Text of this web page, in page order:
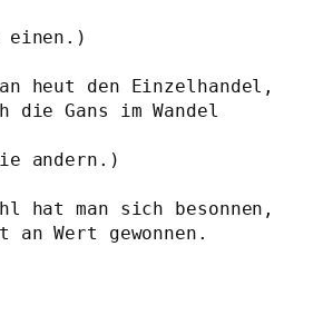
einen.)
heut den Einzelhandel,
Gans im Wandel
andern.)
hat man sich besonnen,
Wert gewonnen.